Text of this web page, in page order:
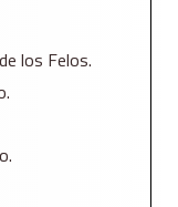
los Felos.